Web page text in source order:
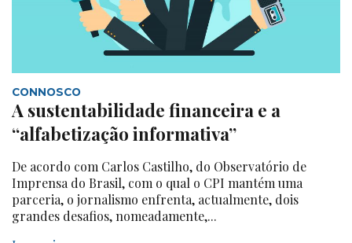
CONNOSCO
A sustentabilidade financeira e a
“alfabetização informativa”
De acordo com Carlos Castilho, do Observatório de
Imprensa do Brasil, com o qual o CPI mantém uma
parceria, o jornalismo enfrenta, actualmente, dois
grandes desafios, nomeadamente,...